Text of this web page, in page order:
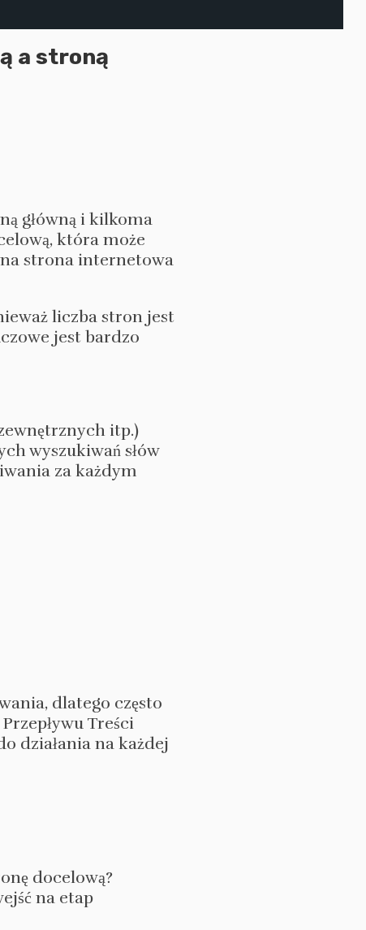
a stroną
główną i kilkoma
która może
strona internetowa
liczba stron jest
jest bardzo
itp.)
wyszukiwań słów
za każdym
dlatego często
Treści
działania na każdej
docelową?
na etap